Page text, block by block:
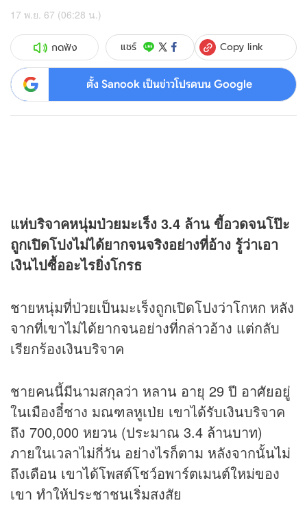
17 พ.ย. 67 (06:28 น.)
กดฟัง แชร์ Copy link
ตั้ง Sanook เป็นข่าวโปรดบน Google
แห่บริจาคหนุ่มป่วยมะเร็ง 3.4 ล้าน ขี้อวดจนโป๊ะ
ถูกเปิดโปงไม่ได้ยากจนจริงอย่างที่อ้าง รู้ว่าเอา
เงินไปซื้ออะไรยิ่งโกรธ
ชายหนุ่มที่ป่วยเป็นมะเร็งถูกเปิดโปงว่าโกหก หลัง
จากที่เขาไม่ได้ยากจนอย่างที่กล่าวอ้าง แต่กลับ
เรียกร้องเงินบริจาค
ชายคนนี้มีนามสกุลว่า หลาน อายุ 29 ปี อาศัยอยู่
ในเมืองอี๋ชาง มณฑลหูเป่ย เขาได้รับเงินบริจาค
ถึง 700,000 หยวน (ประมาณ 3.4 ล้านบาท)
ภายในเวลาไม่กี่วัน อย่างไรก็ตาม หลังจากนั้นไม่
ถึงเดือน เขาได้โพสต์โชว์อพาร์ตเมนต์ใหม่ของ
เขา ทำให้ประชาชนเริ่มสงสัย